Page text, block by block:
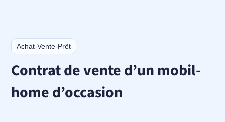
Achat-Vente-Prêt
Contrat de vente d’un mobil-
home d’occasion